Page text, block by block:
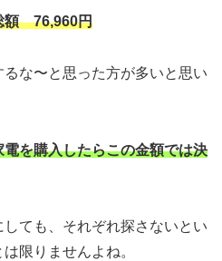
額 76,960円
な〜と思った方が多いと思い
を購入したらこの金額では決
ても、それぞれ探さないとい
限りませんよね。